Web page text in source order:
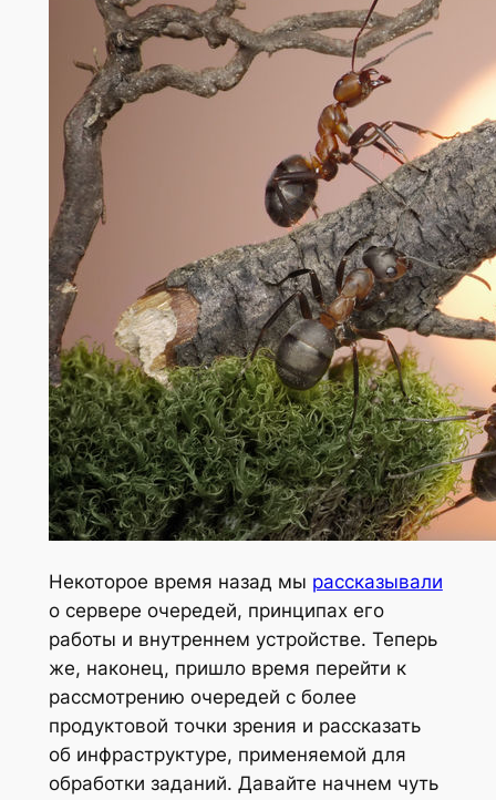
Некоторое время назад мы рассказывали
о сервере очередей, принципах его
работы и внутреннем устройстве. Теперь
же, наконец, пришло время перейти к
рассмотрению очередей с более
продуктовой точки зрения и рассказать
об инфраструктуре, применяемой для
обработки заданий. Давайте начнем чуть